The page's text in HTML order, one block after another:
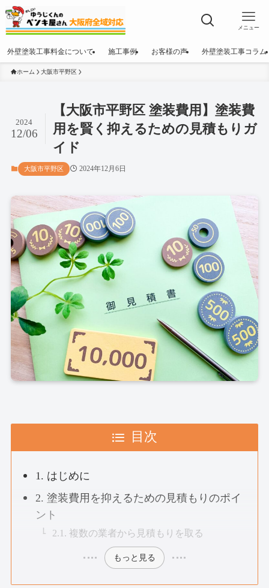
メニュー
外壁塗装工事料金について 施工事例 お客様の声 外壁塗装工事コラム
ホーム 大阪市平野区
【大阪市平野区 塗装費用】塗装費
用を賢く抑えるための見積もりガ
イド
2024
12/06
大阪市平野区 2024年12月6日
目次
1. はじめに
2. 塗装費用を抑えるための見積もりのポイ
ント
2.1. 複数の業者から見積もりを取る
もっと見る